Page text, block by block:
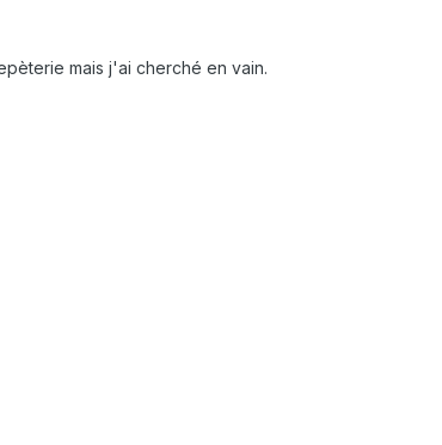
mais j'ai cherché en vain.